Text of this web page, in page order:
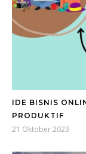
IDE BISNIS
PRODUKTIF
21 Oktober 2023